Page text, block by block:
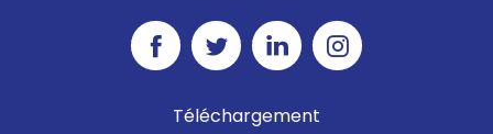
Téléchargement